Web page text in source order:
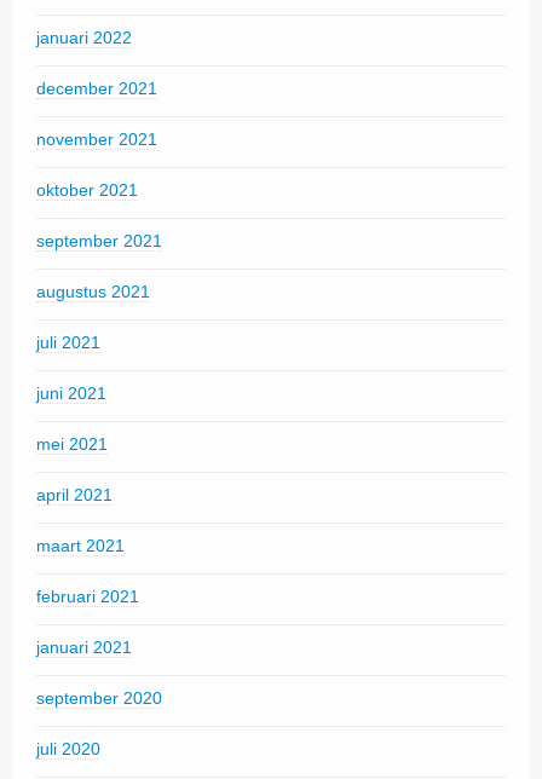
januari 2022
december 2021
november 2021
oktober 2021
september 2021
augustus 2021
juli 2021
juni 2021
mei 2021
april 2021
maart 2021
februari 2021
januari 2021
september 2020
juli 2020